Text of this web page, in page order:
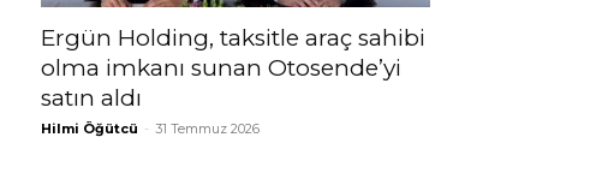
Ergün Holding, taksitle araç sahibi
olma imkanı sunan Otosende’yi
satın aldı
Hilmi Öğütcü - 31 Temmuz 2026